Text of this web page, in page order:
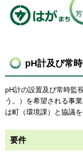
pH計及び常
pH計の設置及び常時監
う。）を希望される事
は町（環境課）と協議を
要件